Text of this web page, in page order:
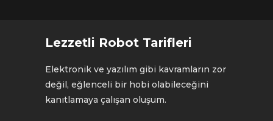
Lezzetli Robot Tarifleri
Elektronik ve yazılım gibi kavramların zor
değil, eğlenceli bir hobi olabileceğini
kanıtlamaya çalışan oluşum.